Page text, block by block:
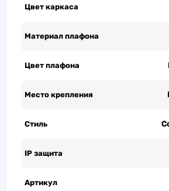
Цвет каркаса
Материал плафона
Цвет плафона
Место крепления
Стиль
IP защита
Артикул